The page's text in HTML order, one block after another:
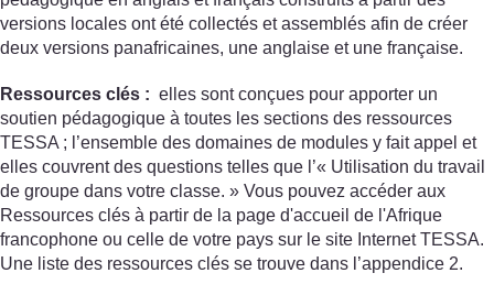
versions locales ont été collectés et assemblés afin de créer
deux versions panafricaines, une anglaise et une française.
Ressources clés : elles sont conçues pour apporter un
soutien pédagogique à toutes les sections des ressources
TESSA ; l’ensemble des domaines de modules y fait appel et
elles couvrent des questions telles que l’« Utilisation du travail
de groupe dans votre classe. » Vous pouvez accéder aux
Ressources clés à partir de la page d'accueil de l'Afrique
francophone ou celle de votre pays sur le site Internet TESSA.
Une liste des ressources clés se trouve dans l’appendice 2.